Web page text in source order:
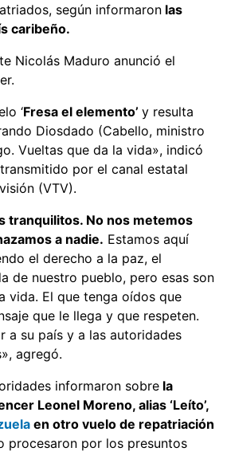
según informaron las
caribeño.
Nicolás Maduro anunció el
‘Fresa el elemento’ y resulta
Diosdado (Cabello, ministro
Vueltas que da la vida», indicó
por el canal estatal
(VTV).
tranquilitos. No nos metemos
a nadie. Estamos aquí
el derecho a la paz, el
de nuestro pueblo, pero esas son
vida. El que tenga oídos que
que le llega y que respeten.
a su país y a las autoridades
agregó.
informaron sobre la
Leonel Moreno, alias ‘Leíto’,
en otro vuelo de repatriación
procesaron por los presuntos